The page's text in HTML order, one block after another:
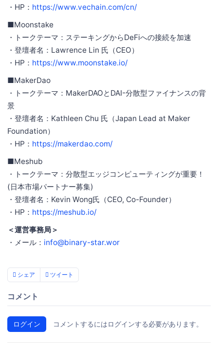
・HP： https://www.vechain.com/cn/
■Moonstake
・トークテーマ：ステーキングからDeFiへの接続を加速
・登壇者名：Lawrence Lin 氏（CEO）
・HP： https://www.moonstake.io/
■MakerDao
・トークテーマ：MakerDAOとDAI-分散型ファイナンスの背
景
・登壇者名：Kathleen Chu 氏（Japan Lead at Maker
Foundation）
・HP： https://makerdao.com/
■Meshub
・トークテーマ：分散型エッジコンピューティングが重要！
(日本市場パートナー募集)
・登壇者名：Kevin Wong氏（CEO, Co-Founder）
・HP： https://meshub.io/
＜運営事務局＞
・メール： info@binary-star.wor
シェア ツイート
コメント
ログイン コメントするにはログインする必要があります。